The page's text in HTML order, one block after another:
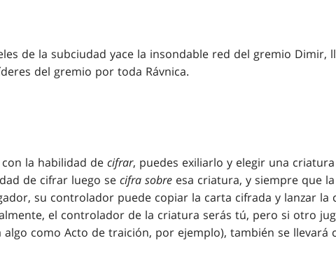
de la subciudad yace la insondable red del gremio Dimir,
del gremio por toda Rávnica.
la habilidad de cifrar, puedes exiliarlo y elegir una
de cifrar luego se cifra sobre esa criatura, y siempre que
su controlador puede copiar la carta cifrada y lanzar la
el controlador de la criatura serás tú, pero si otro
como Acto de traición, por ejemplo), también se llevará